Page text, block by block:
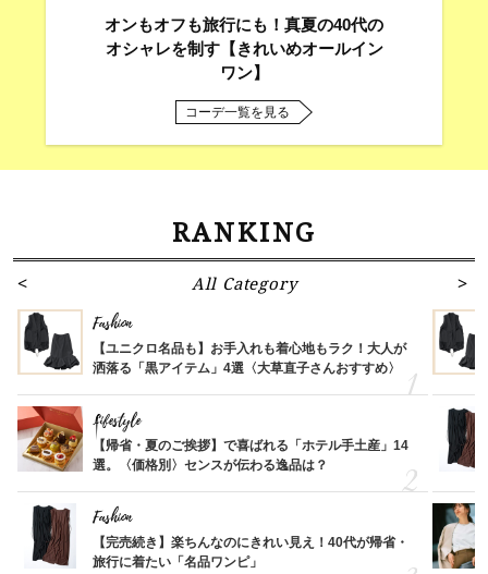
オンもオフも旅行にも！真夏の40代の
オシャレを制す【きれいめオールイン
ワン】
コーデ一覧を見る
RANKING
All Category
Fashion
【ユニクロ名品も】お手入れも着心地もラク！大人が
洒落る「黒アイテム」4選〈大草直子さんおすすめ〉
Lifestyle
【帰省・夏のご挨拶】で喜ばれる「ホテル手土産」14
選。〈価格別〉センスが伝わる逸品は？
Fashion
【完売続き】楽ちんなのにきれい見え！40代が帰省・
旅行に着たい「名品ワンピ」